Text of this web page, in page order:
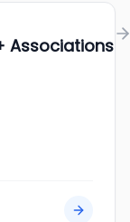
Associations